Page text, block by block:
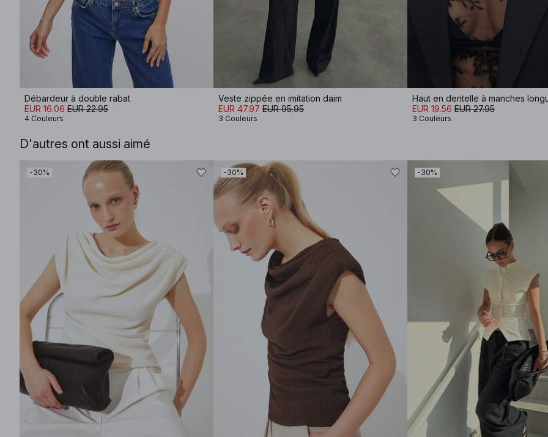
Débardeur à double rabat
EUR 16.06 EUR 22.95
4 Couleurs
Veste zippée en imitation daim
EUR 47.97 EUR 95.95
3 Couleurs
Haut en dentelle à manches
EUR 19.56 EUR 27.95
3 Couleurs
D'autres ont aussi aimé
-30% -30% -30%